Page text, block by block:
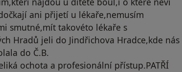
ani přijetí u lékaře,nemusím
smutné,mít takovéto lékaře s
Hradů jeli do Jindřichova Hradce,kde nás
do Č.B.
ochota a profesionální přístup.PATŘÍ